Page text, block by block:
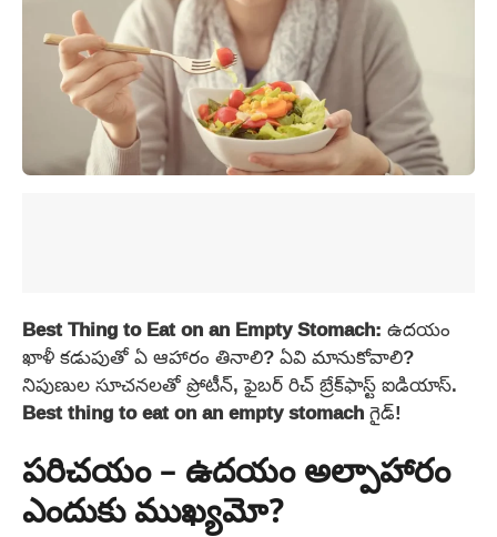
Best Thing to Eat on an Empty Stomach:ఉదయం
ఖాళీ కడుపుతో ఏ ఆహారం తినాలి? ఏవి మానుకోవాలి?
నిపుణుల సూచనలతో ప్రోటీన్, ఫైబర్ రిచ్ బ్రేక్‌ఫాస్ట్ ఐడియాస్.
Best thing to eat on an empty stomachగైడ్!
పరిచయం – ఉదయం అల్పాహారం
ఎందుకు ముఖ్యమో?